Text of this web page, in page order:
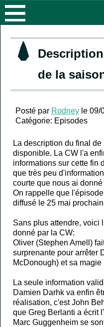
ACTUALITÉS
LES
SAISONS
1
2
LA
ACTEURS
LA
LISTE
MULTIMEDIA
PHOTO
MINI
JEUX
FRANCE
FORUM
PARTENAIRES
EQUIPE
CONTACT
PROPOS
de la
Posté par Rodney le 09/
Catégorie: Episodes
La description du final
disponible. La CW l'a
informations sur cette fin
que très peu
courte que nous ai
On rappelle que
diffusé le 25 mai
Sans plus attendre, voici
donné par la CW:
Oliver (Stephen Amell)
surprenante pour arrêter
McDonough) et sa
La seule information
Damien Darhk va enfin
réalisation, c'est John
que Greg Berlanti a écrit
Marc Guggenheim se